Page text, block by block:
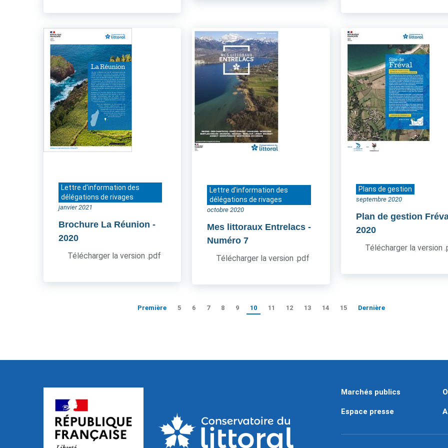
Lettre d'information des
délégations de rivages
janvier 2021
Brochure La Réunion -
2020
Télécharger la version .pdf
Lettre d'information des
délégations de rivages
octobre 2020
Mes littoraux Entrelacs -
Numéro 7
Télécharger la version .pdf
Plans de gestion
septembre 2020
Plan de gestion
2020
Télécharger la version
Première 5 6 7 8 9 10 11 12 13 14 15 Dernière
Marchés publics
Espace presse